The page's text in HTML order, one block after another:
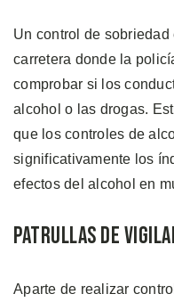
Un control de
carretera donde la
comprobar si los
alcohol o las drogas.
que los controles de
significativamente los
efectos del alcohol en
Patrullas de
Aparte de realizar